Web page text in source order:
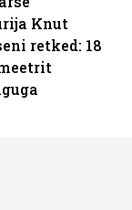
Knut
retked: 18